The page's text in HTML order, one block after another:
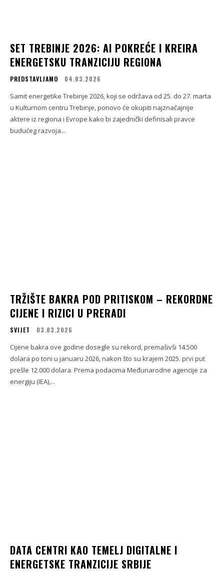
SET TREBINJE 2026: AI POKREĆE I KREIRA
ENERGETSKU TRANZICIJU REGIONA
PREDSTAVLJAMO 04.03.2026
Samit energetike Trebinje 2026, koji se održava od 25. do 27. marta
u Kulturnom centru Trebinje, ponovo će okupiti najznačajnije
aktere iz regiona i Evrope kako bi zajednički definisali pravce
budućeg razvoja...
TRŽIŠTE BAKRA POD PRITISKOM – REKORDNE
CIJENE I RIZICI U PRERADI
SVIJET 03.03.2026
Cijene bakra ove godine dosegle su rekord, premašivši 14.500
dolara po toni u januaru 2026, nakon što su krajem 2025. prvi put
prešle 12.000 dolara. Prema podacima Međunarodne agencije za
energiju (IEA),...
DATA CENTRI KAO TEMELJ DIGITALNE I
ENERGETSKE TRANZICIJE SRBIJE